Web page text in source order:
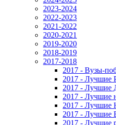
2023-2024
2022-2023
2021-2022
2020-2021
2019-2020
2018-2019
2017-2018
2017 - Вузы-
2017 -
2017 -
2017 - Лучшие
2017 -
2017 - Лучшие
2017 - Лучшие